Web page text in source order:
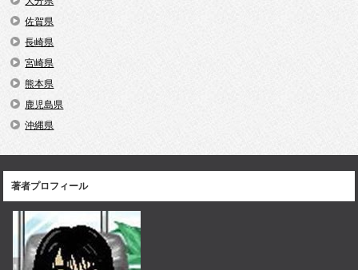
佐賀県
長崎県
宮崎県
熊本県
鹿児島県
沖縄県
著者プロフィール